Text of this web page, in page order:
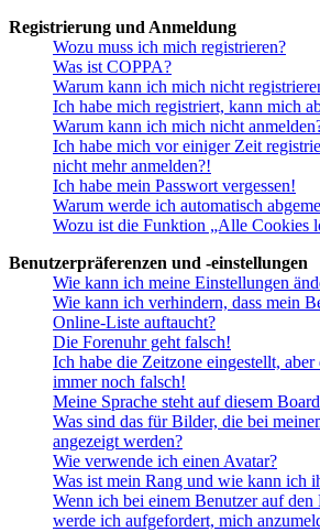
Registrierung und Anmeldung
Wozu muss ich mich registrieren?
Was ist COPPA?
Warum kann ich mich nicht
Ich habe mich registriert, kann mich
Warum kann ich mich nicht
Ich habe mich vor einiger Zeit
nicht mehr anmelden?!
Ich habe mein Passwort vergessen!
Warum werde ich automatisch
Wozu ist die Funktion „Alle Cookies
Benutzerpräferenzen und -einstellungen
Wie kann ich meine Einstellungen
Wie kann ich verhindern, dass mein
Online-Liste auftaucht?
Die Forenuhr geht falsch!
Ich habe die Zeitzone eingestellt,
immer noch falsch!
Meine Sprache steht auf diesem
Was sind das für Bilder, die bei
angezeigt werden?
Wie verwende ich einen Avatar?
Was ist mein Rang und wie kann ich
Wenn ich bei einem Benutzer auf
werde ich aufgefordert, mich